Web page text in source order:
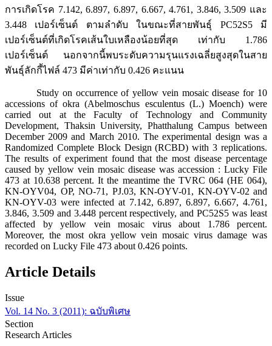
การเกิดโรค 7.142, 6.897, 6.897, 6.667, 4.761, 3.846, 3.509 และ
3.448 เปอร์เซ็นต์ ตามลำดับ ในขณะที่สายพันธุ์ PC52S5 มี
เปอร์เซ็นต์ที่เกิดโรคเส้นใบเหลืองน้อยที่สุด เท่ากับ 1.786
เปอร์เซ็นต์ นอกจากนี้พบระดับความรุนแรงเฉลี่ยสูงสุดในสาย
พันธุ์ลักกี้ไฟล์ 473 มีค่าเท่ากับ 0.426 คะแนน
Study on occurrence of yellow vein mosaic disease for 10
accessions of okra (Abelmoschus esculentus (L.) Moench) were
carried out at the Faculty of Technology and Community
Development, Thaksin University, Phatthalung Campus between
December 2009 and March 2010. The experimental design was a
Randomized Complete Block Design (RCBD) with 3 replications.
The results of experiment found that the most disease percentage
caused by yellow vein mosaic disease was accession : Lucky File
473 at 10.638 percent. It the meantime the TVRC 064 (HE 064),
KN-OYV04, OP, NO-71, PJ.03, KN-OYV-01, KN-OYV-02 and
KN-OYV-03 were infected at 7.142, 6.897, 6.897, 6.667, 4.761,
3.846, 3.509 and 3.448 percent respectively, and PC52S5 was least
affected by yellow vein mosaic virus about 1.786 percent.
Moreover, the most okra yellow vein mosaic virus damage was
recorded on Lucky File 473 about 0.426 points.
Article Details
Issue
Vol. 14 No. 3 (2011): ฉบับพิเศษ
Section
Research Articles